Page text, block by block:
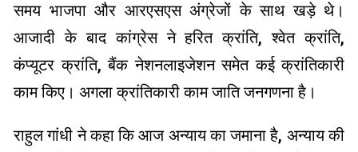
समय भाजपा और आरएसएस अंग्रेजों के साथ खड़े थे।
आजादी के बाद कांग्रेस ने हरित क्रांति, श्वेत क्रांति,
कंप्यूटर क्रांति, बैंक नेशनलाइजेशन समेत कई क्रांतिकारी
काम किए। अगला क्रांतिकारी काम जाति जनगणना है।
राहुल गांधी ने कहा कि आज अन्‍याय का जमाना है, अन्‍याय की